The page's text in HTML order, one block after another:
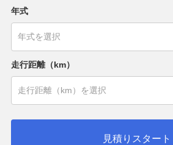
年式
走行距離（km）
見積りスタート